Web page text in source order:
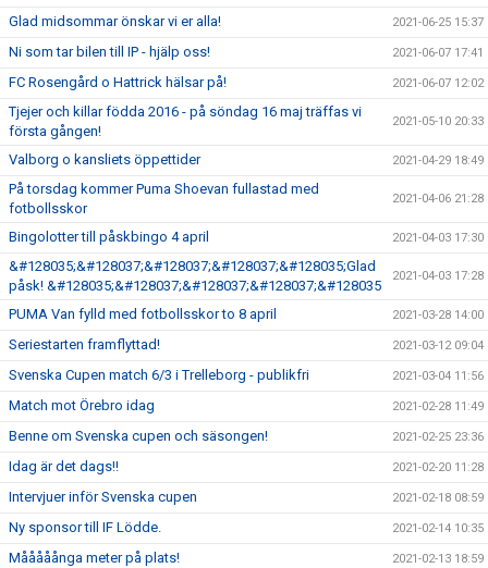
Glad midsommar önskar vi er alla! 2021-06-25 15:37
Ni som tar bilen till IP - hjälp oss! 2021-06-07 17:41
FC Rosengård o Hattrick hälsar på! 2021-06-07 12:02
Tjejer och killar födda 2016 - på söndag 16 maj träffas vi
första gången!
2021-05-10 20:33
Valborg o kansliets öppettider 2021-04-29 18:49
På torsdag kommer Puma Shoevan fullastad med
fotbollsskor
2021-04-06 21:28
Bingolotter till påskbingo 4 april 2021-04-03 17:30
&#128035;&#128037;&#128037;&#128037;&#128035;Glad
påsk! &#128035;&#128037;&#128037;&#128037;&#128035
2021-04-03 17:28
PUMA Van fylld med fotbollsskor to 8 april 2021-03-28 14:00
Seriestarten framflyttad! 2021-03-12 09:04
Svenska Cupen match 6/3 i Trelleborg - publikfri 2021-03-04 11:56
Match mot Örebro idag 2021-02-28 11:49
Benne om Svenska cupen och säsongen! 2021-02-25 23:36
Idag är det dags!! 2021-02-20 11:28
Intervjuer inför Svenska cupen 2021-02-18 08:59
Ny sponsor till IF Lödde. 2021-02-14 10:35
Mååååånga meter på plats! 2021-02-13 18:59